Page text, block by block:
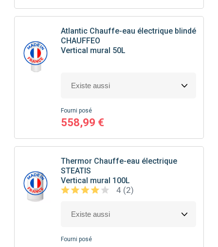
Atlantic Chauffe-eau électrique blindé
CHAUFFEO
Vertical mural 50L
Fourni posé
558,99 €
Thermor Chauffe-eau électrique
STEATIS
Vertical mural 100L
4 (2)
Fourni posé